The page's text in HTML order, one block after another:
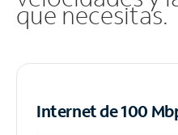
que necesitas.
Internet de 100